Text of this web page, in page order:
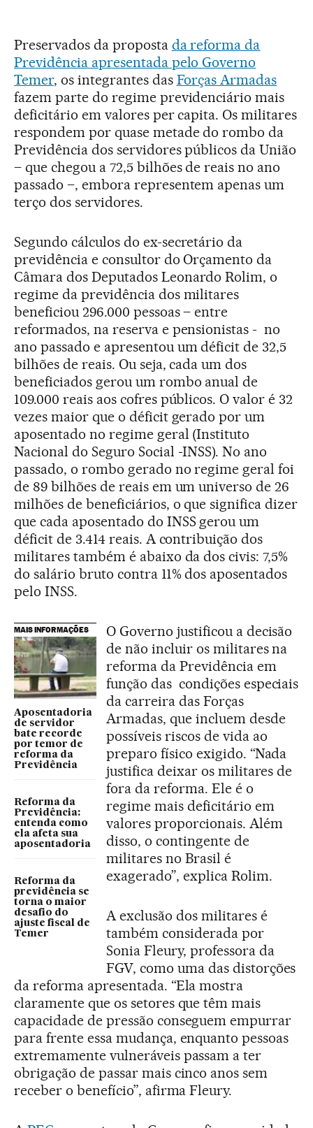
Preservados da proposta da reforma da
Previdência apresentada pelo Governo
Temer, os integrantes das Forças Armadas
fazem parte do regime previdenciário mais
deficitário em valores per capita. Os militares
respondem por quase metade do rombo da
Previdência dos servidores públicos da União
– que chegou a 72,5 bilhões de reais no ano
passado –, embora representem apenas um
terço dos servidores.
Segundo cálculos do ex-secretário da
previdência e consultor do Orçamento da
Câmara dos Deputados Leonardo Rolim, o
regime da previdência dos militares
beneficiou 296.000 pessoas – entre
reformados, na reserva e pensionistas - no
ano passado e apresentou um déficit de 32,5
bilhões de reais. Ou seja, cada um dos
beneficiados gerou um rombo anual de
109.000 reais aos cofres públicos. O valor é 32
vezes maior que o déficit gerado por um
aposentado no regime geral (Instituto
Nacional do Seguro Social -INSS). No ano
passado, o rombo gerado no regime geral foi
de 89 bilhões de reais em um universo de 26
milhões de beneficiários, o que significa dizer
que cada aposentado do INSS gerou um
déficit de 3.414 reais. A contribuição dos
militares também é abaixo da dos civis: 7,5%
do salário bruto contra 11% dos aposentados
pelo INSS.
MAIS INFORMAÇÕES
Aposentadoria
de servidor
bate recorde
por temor de
reforma da
Previdência
Reforma da
Previdência:
entenda como
ela afeta sua
aposentadoria
Reforma da
previdência se
torna o maior
desafio do
ajuste fiscal de
Temer
O Governo justificou a decisão
de não incluir os militares na
reforma da Previdência em
função das condições especiais
da carreira das Forças
Armadas, que incluem desde
possíveis riscos de vida ao
preparo físico exigido. “Nada
justifica deixar os militares de
fora da reforma. Ele é o
regime mais deficitário em
valores proporcionais. Além
disso, o contingente de
militares no Brasil é
exagerado”, explica Rolim.
A exclusão dos militares é
também considerada por
Sonia Fleury, professora da
FGV, como uma das distorções
da reforma apresentada. “Ela mostra
claramente que os setores que têm mais
capacidade de pressão conseguem empurrar
para frente essa mudança, enquanto pessoas
extremamente vulneráveis passam a ter
obrigação de passar mais cinco anos sem
receber o benefício”, afirma Fleury.